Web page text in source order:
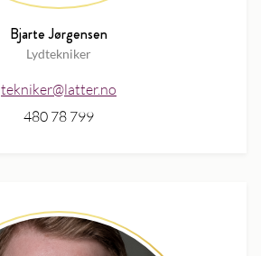
Bjarte Jørgensen
Lydtekniker
tekniker@latter.no
480 78 799